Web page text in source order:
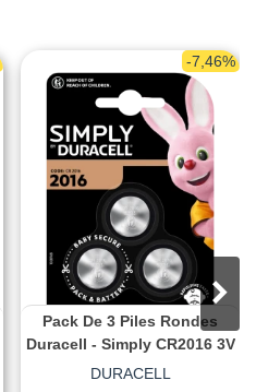
-7,46%
Pack De 3 Piles Rondes
Duracell - Simply CR2016 3V
DURACELL